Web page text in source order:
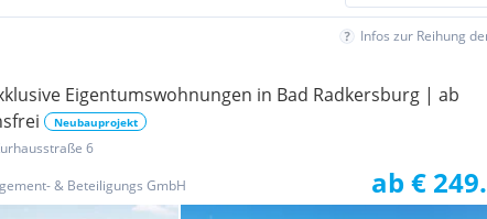
Infos zur Reihung
Eigentumswohnungen in Bad Radkersburg | ab
Neubauprojekt
6
& Beteiligungs GmbH
ab €